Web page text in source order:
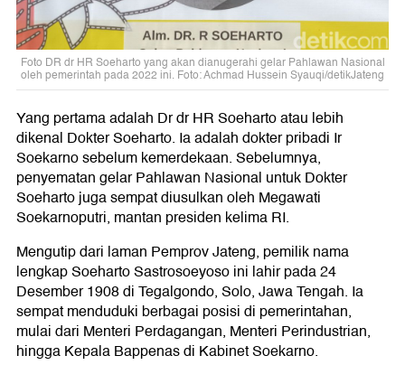
Foto DR dr HR Soeharto yang akan dianugerahi gelar Pahlawan Nasional
oleh pemerintah pada 2022 ini. Foto: Achmad Hussein Syauqi/detikJateng
Yang pertama adalah Dr dr HR Soeharto atau lebih
dikenal Dokter Soeharto. Ia adalah dokter pribadi Ir
Soekarno sebelum kemerdekaan. Sebelumnya,
penyematan gelar Pahlawan Nasional untuk Dokter
Soeharto juga sempat diusulkan oleh Megawati
Soekarnoputri, mantan presiden kelima RI.
Mengutip dari laman Pemprov Jateng, pemilik nama
lengkap Soeharto Sastrosoeyoso ini lahir pada 24
Desember 1908 di Tegalgondo, Solo, Jawa Tengah. Ia
sempat menduduki berbagai posisi di pemerintahan,
mulai dari Menteri Perdagangan, Menteri Perindustrian,
hingga Kepala Bappenas di Kabinet Soekarno.